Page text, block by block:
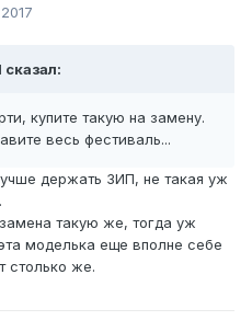
сказал:
купите такую на замену.
весь фестиваль...
держать ЗИП, не такая уж
такую же, тогда уж
моделька еще вполне себе
столько же.